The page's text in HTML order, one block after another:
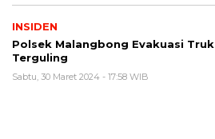
INSIDEN
Polsek Malangbong Evakuasi Truk
Terguling
Sabtu, 30 Maret 2024 - 17:58 WIB